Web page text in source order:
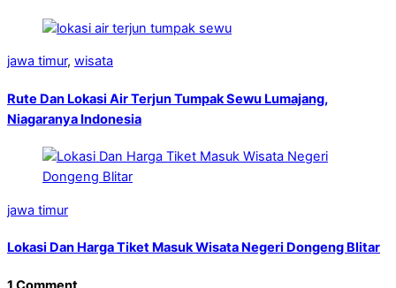
jawa timur, wisata
Rute Dan Lokasi Air Terjun Tumpak Sewu Lumajang,
Niagaranya Indonesia
jawa timur
Lokasi Dan Harga Tiket Masuk Wisata Negeri Dongeng Blitar